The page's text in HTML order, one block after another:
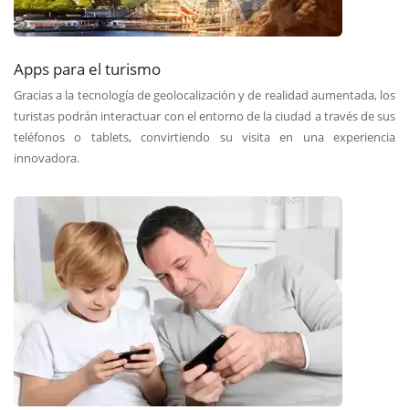
Apps para el turismo
Gracias a la tecnología de geolocalización y de realidad aumentada, los
turistas podrán interactuar con el entorno de la ciudad a través de sus
teléfonos o tablets, convirtiendo su visita en una experiencia
innovadora.